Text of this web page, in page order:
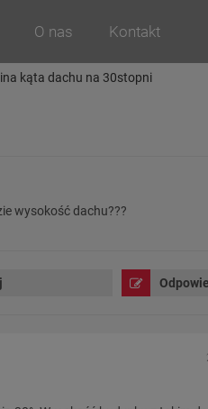
O nas Kontakt
kąta dachu na 30stopni
wysokość dachu???